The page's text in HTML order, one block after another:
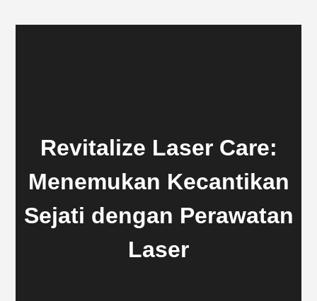
Revitalize Laser Care:
Menemukan Kecantikan
Sejati dengan Perawatan
Laser